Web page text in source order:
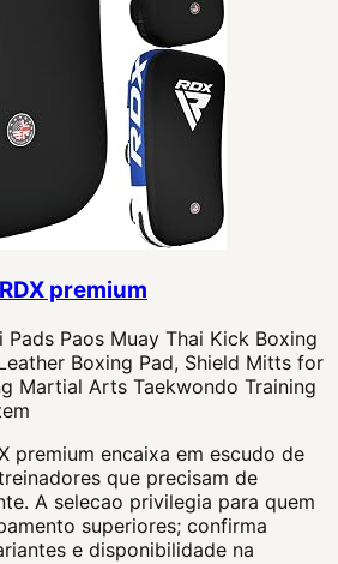
premium
Pads Paos Muay Thai Kick Boxing
Boxing Pad, Shield Mitts for
Martial Arts Taekwondo Training
premium encaixa em escudo de
que precisam de
A selecao privilegia para quem
superiores; confirma
e disponibilidade na